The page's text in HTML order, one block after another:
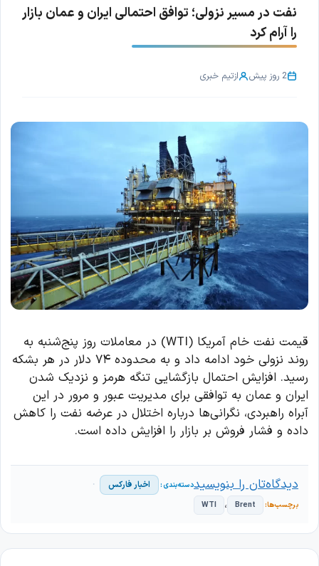
نفت در مسیر نزولی؛ توافق احتمالی ایران و عمان بازار
را آرام کرد
2 روز پیش ازتیم خبری
قیمت نفت خام آمریکا (WTI) در معاملات روز پنج‌شنبه به
روند نزولی خود ادامه داد و به محدوده ۷۴ دلار در هر بشکه
رسید. افزایش احتمال بازگشایی تنگه هرمز و نزدیک شدن
ایران و عمان به توافقی برای مدیریت عبور و مرور در این
آبراه راهبردی، نگرانی‌ها درباره اختلال در عرضه نفت را کاهش
داده و فشار فروش بر بازار را افزایش داده است.
اخبار فارکس
Brent ، WTI
دیدگاه‌تان را بنویسید